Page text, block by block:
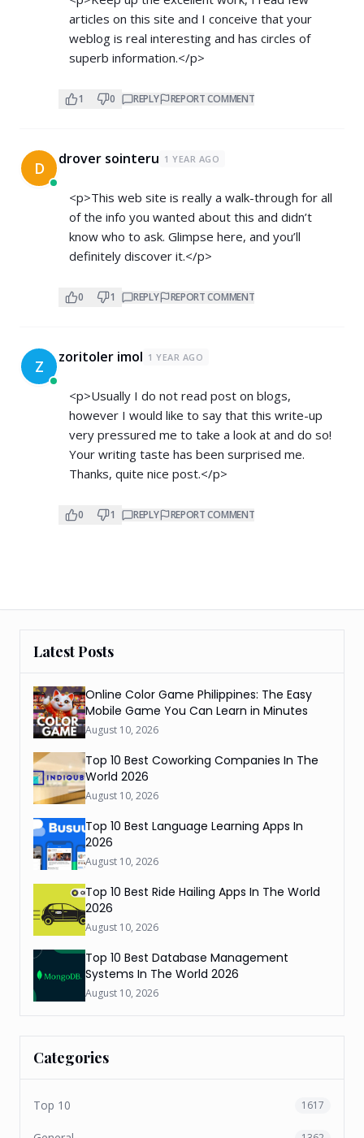
articles on this site and I conceive that your
weblog is real interesting and has circles of
superb information.</p>
1 0 REPLY REPORT COMMENT
D drover sointeru 1 YEAR AGO
<p>This web site is really a walk-through for all
of the info you wanted about this and didn’t
know who to ask. Glimpse here, and you’ll
definitely discover it.</p>
0 1 REPLY REPORT COMMENT
Z zoritoler imol 1 YEAR AGO
<p>Usually I do not read post on blogs,
however I would like to say that this write-up
very pressured me to take a look at and do so!
Your writing taste has been surprised me.
Thanks, quite nice post.</p>
0 1 REPLY REPORT COMMENT
Latest Posts
Online Color Game Philippines: The Easy
Mobile Game You Can Learn in Minutes
August 10, 2026
Top 10 Best Coworking Companies In The
World 2026
August 10, 2026
Top 10 Best Language Learning Apps In
2026
August 10, 2026
Top 10 Best Ride Hailing Apps In The World
2026
August 10, 2026
Top 10 Best Database Management
Systems In The World 2026
August 10, 2026
Categories
Top 10 1617